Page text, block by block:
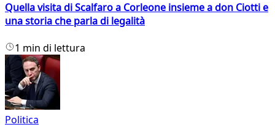
Quella visita di Scalfaro a Corleone insieme a don Ciotti e
una storia che parla di legalità
1 min di lettura
Politica